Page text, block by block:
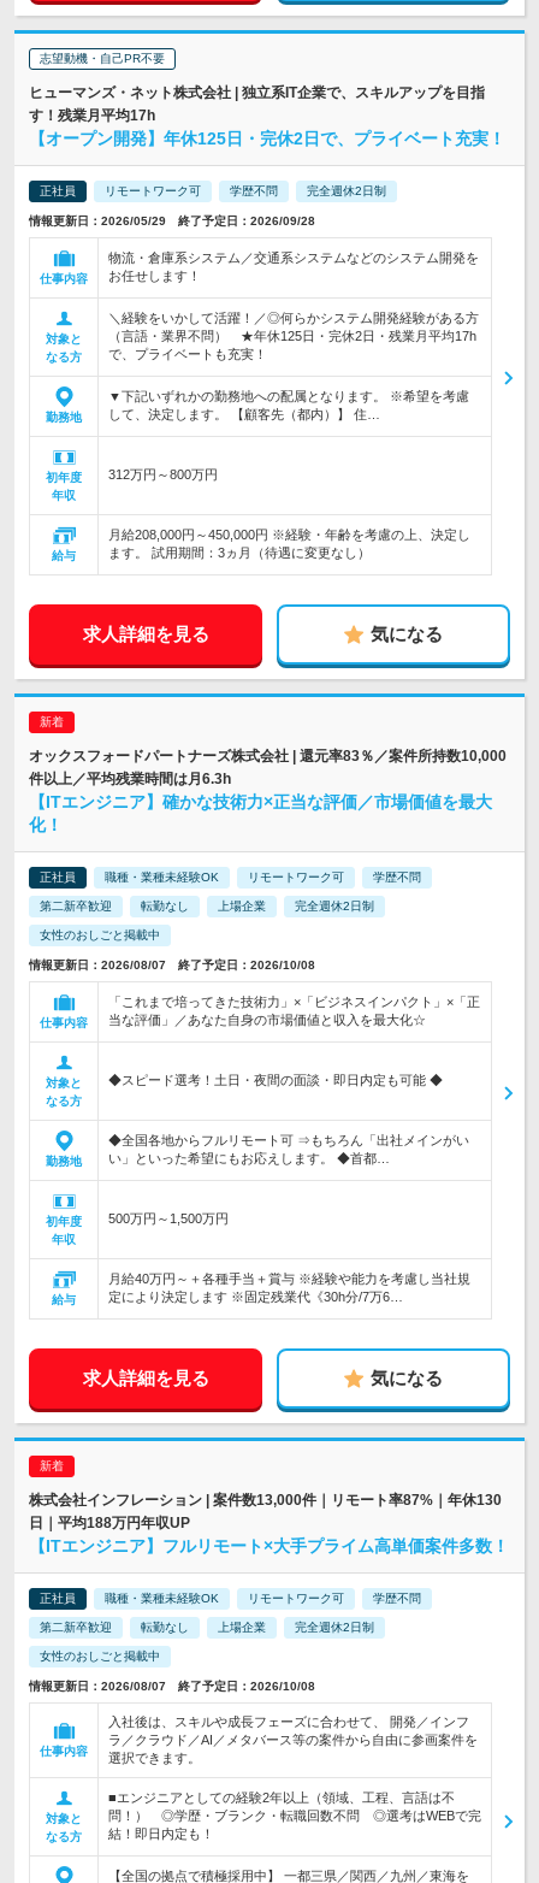
志望動機・自己PR不要
ヒューマンズ・ネット株式会社 | 独立系IT企業で、スキルアップを目指
す！残業月平均17h
【オープン開発】年休125日・完休2日で、プライベート充実！
正社員 リモートワーク可 学歴不問 完全週休2日制
情報更新日：2026/05/29 終了予定日：2026/09/28
仕事内容
物流・倉庫系システム／交通系システムなどのシステム開発を
お任せします！
対象と
なる方
＼経験をいかして活躍！／◎何らかシステム開発経験がある方
（言語・業界不問） ★年休125日・完休2日・残業月平均17h
で、プライベートも充実！
勤務地
▼下記いずれかの勤務地への配属となります。 ※希望を考慮
して、決定します。 【顧客先（都内）】 住…
初年度
年収
312万円～800万円
給与
月給208,000円～450,000円 ※経験・年齢を考慮の上、決定し
ます。 試用期間：3ヵ月（待遇に変更なし）
求人詳細を見る 気になる
オックスフォードパートナーズ株式会社 | 還元率83％／案件所持数10,000
件以上／平均残業時間は月6.3h
【ITエンジニア】確かな技術力×正当な評価／市場価値を最大
化！
正社員 職種・業種未経験OK リモートワーク可 学歴不問
第二新卒歓迎 転勤なし 上場企業 完全週休2日制
女性のおしごと掲載中
情報更新日：2026/08/07 終了予定日：2026/10/08
仕事内容
「これまで培ってきた技術力」×「ビジネスインパクト」×「正
当な評価」／あなた自身の市場価値と収入を最大化☆
対象と
なる方
◆スピード選考！土日・夜間の面談・即日内定も可能 ◆
勤務地
◆全国各地からフルリモート可 ⇒もちろん「出社メインがい
い」といった希望にもお応えします。 ◆首都…
初年度
年収
500万円～1,500万円
給与
月給40万円～＋各種手当＋賞与 ※経験や能力を考慮し当社規
定により決定します ※固定残業代《30h分/7万6…
求人詳細を見る 気になる
株式会社インフレーション | 案件数13,000件｜リモート率87%｜年休130
日｜平均188万円年収UP
【ITエンジニア】フルリモート×大手プライム高単価案件多数！
正社員 職種・業種未経験OK リモートワーク可 学歴不問
第二新卒歓迎 転勤なし 上場企業 完全週休2日制
女性のおしごと掲載中
情報更新日：2026/08/07 終了予定日：2026/10/08
仕事内容
入社後は、スキルや成長フェーズに合わせて、 開発／インフ
ラ／クラウド／AI／メタバース等の案件から自由に参画案件を
選択できます。
対象と
なる方
■エンジニアとしての経験2年以上（領域、工程、言語は不
問！） ◎学歴・ブランク・転職回数不問 ◎選考はWEBで完
結！即日内定も！
【全国の拠点で積極採用中】 一都三県／関西／九州／東海を